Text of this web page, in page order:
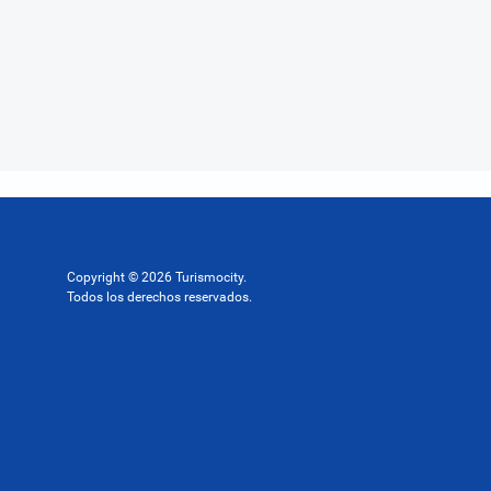
Copyright © 2026 Turismocity.
Todos los derechos reservados.